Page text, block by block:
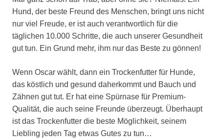
Hund, der beste Freund des Menschen, bringt uns nicht
nur viel Freude, er ist auch verantwortlich für die
täglichen 10.000 Schritte, die auch unserer Gesundheit
gut tun. Ein Grund mehr, ihm nur das Beste zu gönnen!
Wenn Oscar wählt, dann ein Trockenfutter für Hunde,
das köstlich und gesund daherkommt und Bauch und
Zähnen gut tut. Er hat eine Spürnase für Premium-
Qualität, die auch seine Freunde überzeugt. Überhaupt
ist das Trockenfutter die beste Möglichkeit, seinem
Liebling jeden Tag etwas Gutes zu tun…